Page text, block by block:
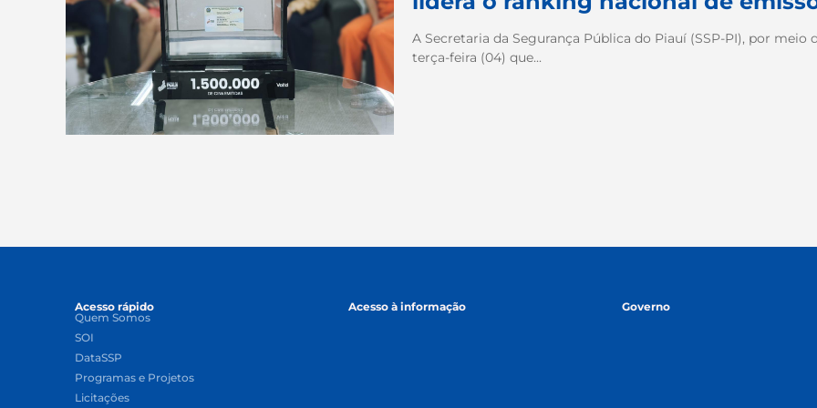
A Secretaria da Segurança Pública do Piauí (SSP-PI), por
terça-feira (04) que...
Acesso rápido
Quem Somos
SOI
DataSSP
Programas e Projetos
Licitações
Acesso à informação Governo